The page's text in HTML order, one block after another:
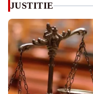
JUSTITIE